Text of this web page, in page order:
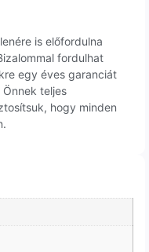
is előfordulna
fordulhat
egy éves garanciát
teljes
hogy minden